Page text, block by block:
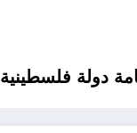
دولة فلسطينية